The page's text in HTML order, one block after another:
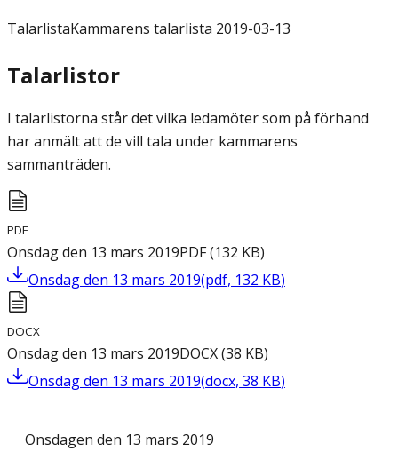
TalarlistaKammarens talarlista 2019-03-13
Talarlistor
I talarlistorna står det vilka ledamöter som på förhand
har anmält att de vill tala under kammarens
sammanträden.
PDF
Onsdag den 13 mars 2019PDF(132 KB)
Onsdag den 13 mars 2019(pdf, 132 KB)
DOCX
Onsdag den 13 mars 2019DOCX(38 KB)
Onsdag den 13 mars 2019(docx, 38 KB)
Onsdagen den 13 mars 2019